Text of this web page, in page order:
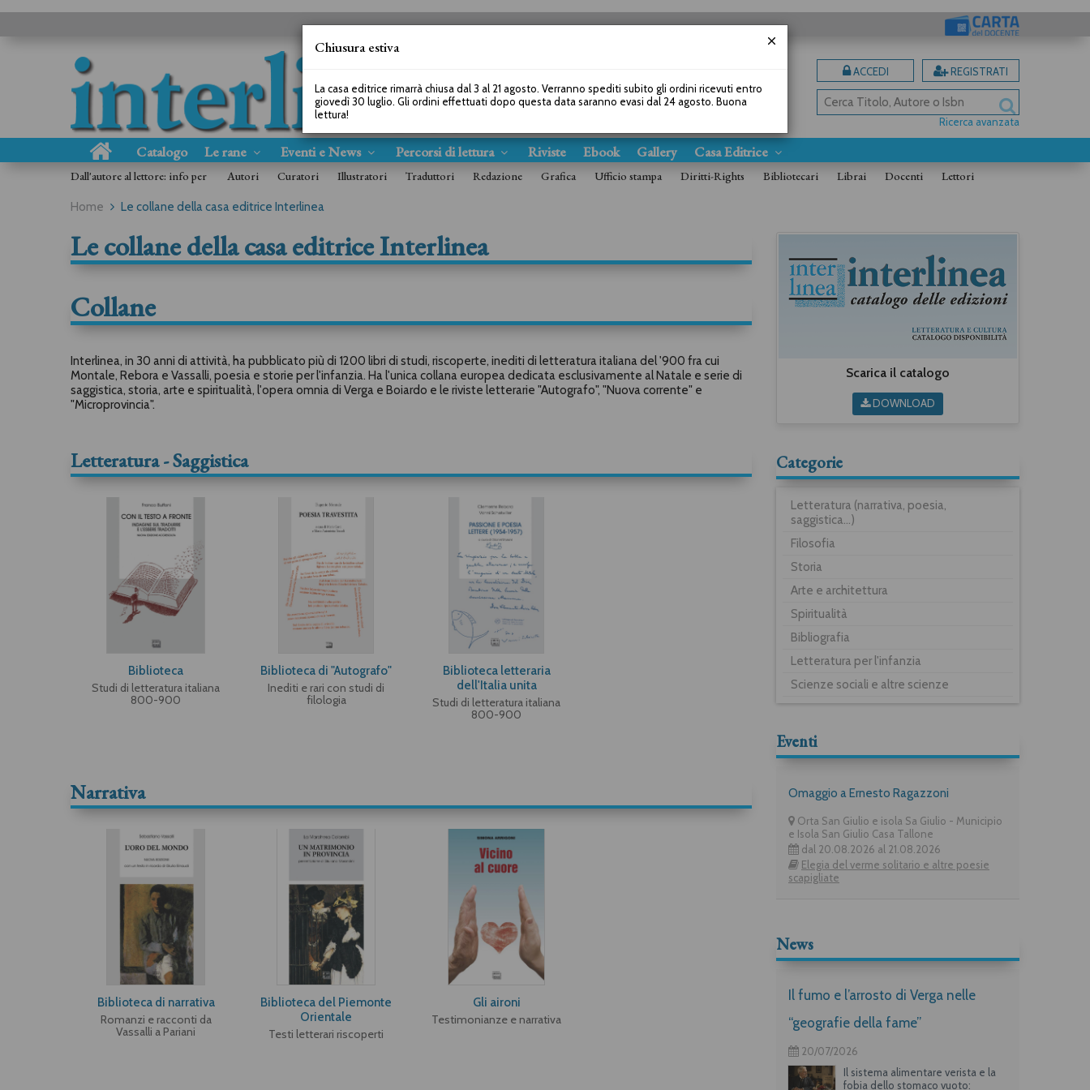
ACCEDI REGISTRATI
Ricerca avanzata
Catalogo Le rane Eventi e News Percorsi di lettura Riviste Ebook Gallery Casa Editrice
Dall'autore al lettore: info per Autori Curatori Illustratori Traduttori Redazione Grafica Ufficio stampa Diritti-Rights Bibliotecari Librai Docenti Lettori
Home Le collane della casa editrice Interlinea
Le collane della casa editrice Interlinea
Collane
Interlinea, in 30 anni di attività, ha pubblicato più di 1200 libri di studi, riscoperte, inediti di letteratura italiana del '900 fra cui
Montale, Rebora e Vassalli, poesia e storie per l'infanzia. Ha l'unica collana europea dedicata esclusivamente al Natale e serie di
saggistica, storia, arte e spiritualità, l'opera omnia di Verga e Boiardo e le riviste letterarie "Autografo", "Nuova corrente" e
"Microprovincia".
Letteratura - Saggistica
Biblioteca
Studi di letteratura italiana
800-900
Biblioteca di "Autografo"
Inediti e rari con studi di
filologia
Biblioteca letteraria
dell'Italia unita
Studi di letteratura italiana
800-900
Narrativa
Biblioteca di narrativa
Romanzi e racconti da
Vassalli a Pariani
Biblioteca del Piemonte
Orientale
Testi letterari riscoperti
Gli aironi
Testimonianze e narrativa
Scarica il catalogo
DOWNLOAD
Categorie
Letteratura (narrativa, poesia,
saggistica...)
Filosofia
Storia
Arte e architettura
Spiritualità
Bibliografia
Letteratura per l'infanzia
Scienze sociali e altre scienze
Eventi
Omaggio a Ernesto Ragazzoni
Orta San Giulio e isola Sa Giulio - Municipio
e Isola San Giulio Casa Tallone
dal 20.08.2026 al 21.08.2026
Elegia del verme solitario e altre poesie
scapigliate
News
Il fumo e l’arrosto di Verga nelle
“geografie della fame”
20/07/2026
Il sistema alimentare verista e la
fobia dello stomaco vuoto:
Chiusura estiva
La casa editrice rimarrà chiusa dal 3 al 21 agosto. Verranno spediti subito gli ordini ricevuti entro
giovedì 30 luglio. Gli ordini effettuati dopo questa data saranno evasi dal 24 agosto. Buona
lettura!